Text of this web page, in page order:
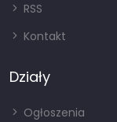
RSS
Kontakt
Działy
Ogłoszenia